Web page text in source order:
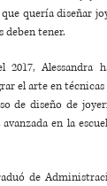
quería diseñar
deben tener.
2017, Alessandra
el arte en
de diseño de
en la
de